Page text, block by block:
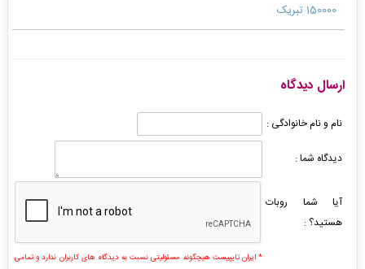
150000 تبریک
ارسال دیدگاه
نام و نام خانوادگی :
دیدگاه شما :
آیا شما روبات
هستید؟ :
* ایران تایپیست هیچگونه مسئولیتی نسبت به دیدگاه های کاربران ندارد و تمامی